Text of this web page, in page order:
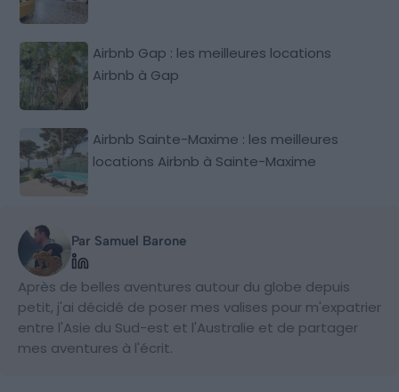
Airbnb Gap : les meilleures locations
Airbnb à Gap
Airbnb Sainte-Maxime : les meilleures
locations Airbnb à Sainte-Maxime
Par Samuel Barone
Après de belles aventures autour du globe depuis
petit, j'ai décidé de poser mes valises pour m'expatrier
entre l'Asie du Sud-est et l'Australie et de partager
mes aventures à l'écrit.